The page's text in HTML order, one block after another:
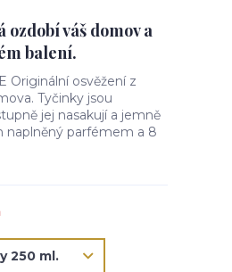
ozdobí váš domov a
balení.
Originální osvěžení z
Tyčinky jsou
jej nasakují a jemně
naplněný parfémem a 8